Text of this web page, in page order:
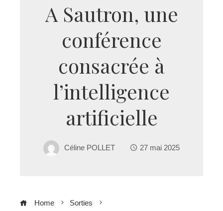
A Sautron, une
conférence
consacrée à
l’intelligence
artificielle
Céline POLLET 27 mai 2025
Home
Sorties